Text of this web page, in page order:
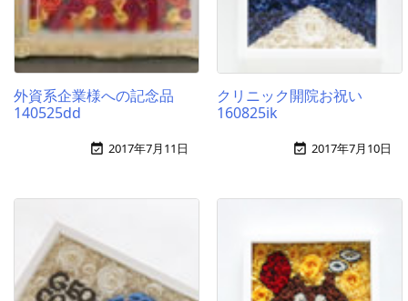
外資系企業様への記念品
140525dd
 2017年7月11日
クリニック開院お祝い
160825ik
 2017年7月10日